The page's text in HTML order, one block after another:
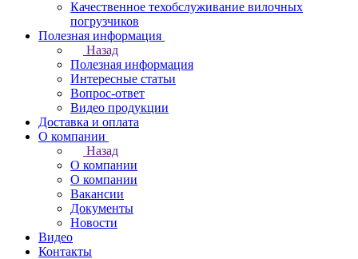
Качественное техобслуживание вилочных
погрузчиков
Полезная информация
Назад
Полезная информация
Интересные статьи
Вопрос-ответ
Видео продукции
Доставка и оплата
О компании
Назад
О компании
О компании
Вакансии
Документы
Новости
Видео
Контакты